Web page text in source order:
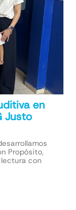
en
Justo
Propósito,
con